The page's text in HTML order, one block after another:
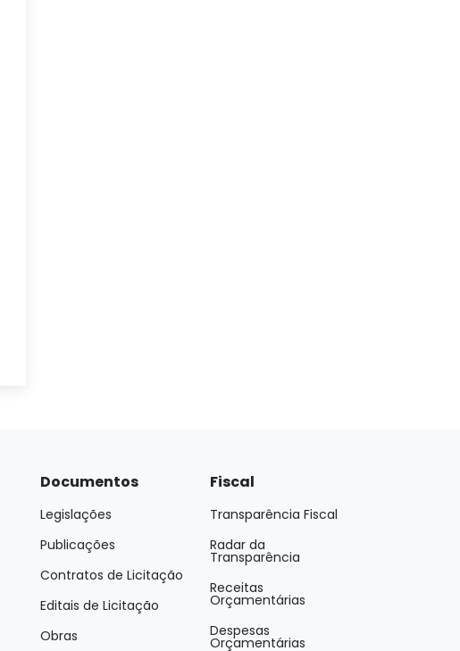
Documentos
Legislações
Publicações
Contratos de Licitação
Editais de Licitação
Obras
Fiscal
Transparência Fiscal
Radar da
Transparência
Receitas
Orçamentárias
Despesas
Orçamentárias